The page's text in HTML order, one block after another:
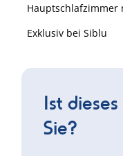
Hauptschlafzimmer
Exklusiv bei Siblu
Ist
Sie?